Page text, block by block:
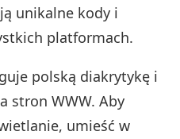
unikalne kody i
platformach.
polską diakrytykę i
stron WWW. Aby
umieść w